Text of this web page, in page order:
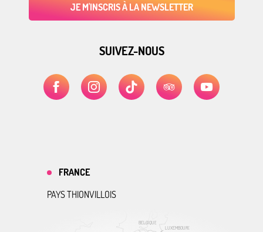
JE M'INSCRIS À LA NEWSLETTER
SUIVEZ-NOUS
BELGIQUE
LUXEMBOURG
FRANCE
PAYS THIONVILLOIS